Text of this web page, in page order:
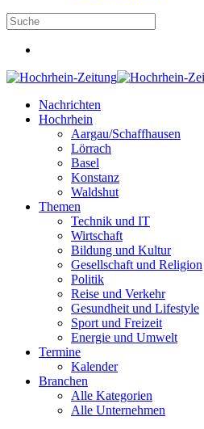
Nachrichten
Hochrhein
Aargau/Schaffhausen
Lörrach
Basel
Konstanz
Waldshut
Themen
Technik und IT
Wirtschaft
Bildung und Kultur
Gesellschaft und Religion
Politik
Reise und Verkehr
Gesundheit und Lifestyle
Sport und Freizeit
Energie und Umwelt
Termine
Kalender
Branchen
Alle Kategorien
Alle Unternehmen